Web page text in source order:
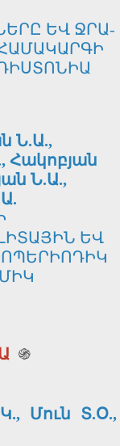
ԵՎ ՋՐԱ-
Ն.Ա.,
Հակոբյան
Ն.Ա.,
ԵՎ
֍
Մուն Տ.Օ.,